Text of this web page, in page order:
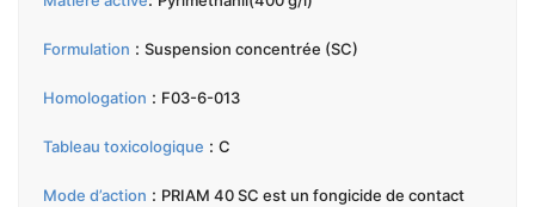
Formulation : Suspension concentrée (SC)
Homologation : F03-6-013
Tableau toxicologique : C
Mode d’action : PRIAM 40 SC est un fongicide de contact